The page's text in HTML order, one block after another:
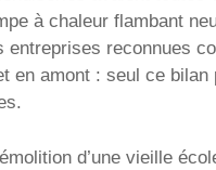
à chaleur flambant
entreprises reconnues
en amont : seul ce
d’une vieille